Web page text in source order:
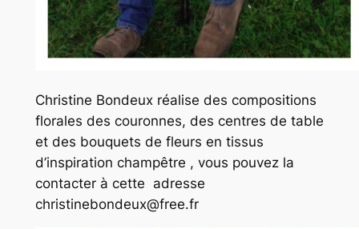
Christine Bondeux réalise des compositions
florales des couronnes, des centres de table
et des bouquets de fleurs en tissus
d’inspiration champêtre , vous pouvez la
contacter à cette adresse
christinebondeux@free.fr